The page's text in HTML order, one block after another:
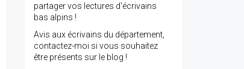
partager vos lectures d'écrivains
bas alpins !
Avis aux écrivains du département,
contactez-moi si vous souhaitez
être présents sur le blog !